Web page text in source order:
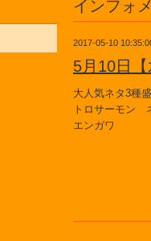
インフォ
2017-05-10
5月10日
大人気ネタ3種
トロサーモン
エンガワ